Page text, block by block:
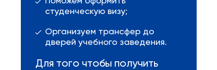
студенческую визу;
Организуем трансфер до
дверей учебного заведения.
Для того чтобы получить